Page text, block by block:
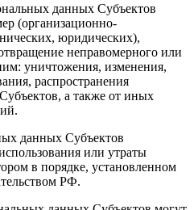
данных Субъектов
(организационно-
юридических),
неправомерного или
уничтожения, изменения,
распространения
а также от иных
данных Субъектов
или утраты
в порядке, установленном
РФ.